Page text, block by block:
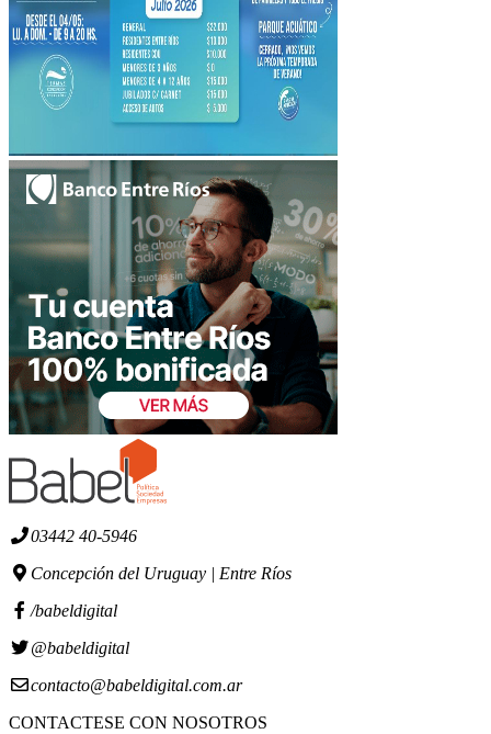
03442 40-5946
Concepción del Uruguay | Entre Ríos
/babeldigital
@babeldigital
contacto@babeldigital.com.ar
CONTACTESE CON NOSOTROS